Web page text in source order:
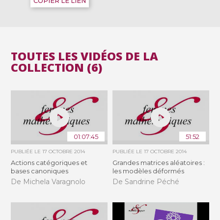
TOUTES LES VIDÉOS DE LA
COLLECTION (6)
01:07:45
PUBLIÉE LE17 OCTOBRE 2014
Actions catégoriques et
bases canoniques
De Michela Varagnolo
51:52
PUBLIÉE LE 17 OCTOBRE 2014
Grandes matrices aléatoires :
les modèles déformés
De Sandrine Péché